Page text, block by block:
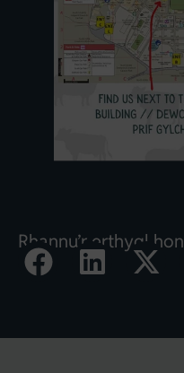
Rhannu’r erthygl hon